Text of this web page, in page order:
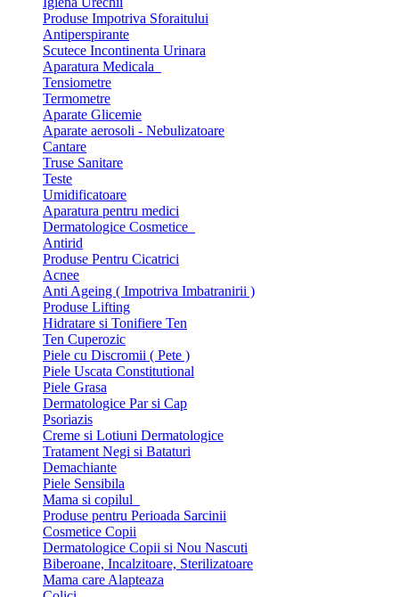
Produse Impotriva Sforaitului
Antiperspirante
Scutece Incontinenta Urinara
Aparatura Medicala
Tensiometre
Termometre
Aparate Glicemie
Aparate aerosoli - Nebulizatoare
Cantare
Truse Sanitare
Teste
Umidificatoare
Aparatura pentru medici
Dermatologice Cosmetice
Antirid
Produse Pentru Cicatrici
Acnee
Anti Ageing ( Impotriva Imbatranirii )
Produse Lifting
Hidratare si Tonifiere Ten
Ten Cuperozic
Piele cu Discromii ( Pete )
Piele Uscata Constitutional
Piele Grasa
Dermatologice Par si Cap
Psoriazis
Creme si Lotiuni Dermatologice
Tratament Negi si Bataturi
Demachiante
Piele Sensibila
Mama si copilul
Produse pentru Perioada Sarcinii
Cosmetice Copii
Dermatologice Copii si Nou Nascuti
Biberoane, Incalzitoare, Sterilizatoare
Mama care Alapteaza